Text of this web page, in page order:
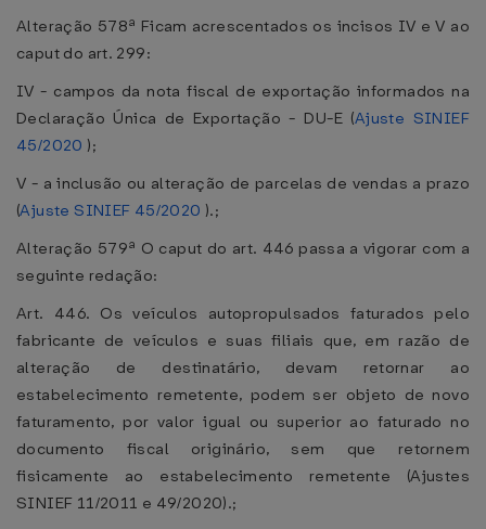
Alteração 578ª Ficam acrescentados os incisos IV e V ao
caput do art. 299:
IV - campos da nota fiscal de exportação informados na
Declaração Única de Exportação - DU-E (Ajuste SINIEF
45/2020 );
V - a inclusão ou alteração de parcelas de vendas a prazo
(Ajuste SINIEF 45/2020 ).;
Alteração 579ª O caput do art. 446 passa a vigorar com a
seguinte redação:
Art. 446. Os veículos autopropulsados faturados pelo
fabricante de veículos e suas filiais que, em razão de
alteração de destinatário, devam retornar ao
estabelecimento remetente, podem ser objeto de novo
faturamento, por valor igual ou superior ao faturado no
documento fiscal originário, sem que retornem
fisicamente ao estabelecimento remetente (Ajustes
SINIEF 11/2011 e 49/2020).;